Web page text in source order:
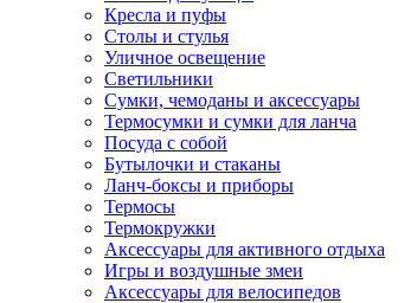
Кресла и пуфы
Столы и стулья
Уличное освещение
Светильники
Сумки, чемоданы и аксессуары
Термосумки и сумки для ланча
Посуда с собой
Бутылочки и стаканы
Ланч-боксы и приборы
Термосы
Термокружки
Аксессуары для активного отдыха
Игры и воздушные змеи
Аксессуары для велосипедов